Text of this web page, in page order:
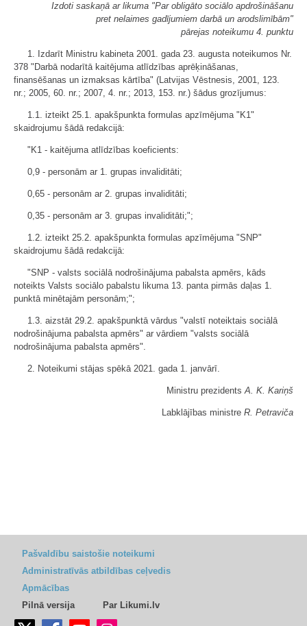
Izdoti saskaņā ar likuma "Par obligāto sociālo apdrošināšanu
pret nelaimes gadījumiem darbā un arodslimībām"
pārejas noteikumu 4. punktu
1. Izdarīt Ministru kabineta 2001. gada 23. augusta noteikumos Nr.
378 "Darbā nodarītā kaitējuma atlīdzības aprēķināšanas,
finansēšanas un izmaksas kārtība" (Latvijas Vēstnesis, 2001, 123.
nr.; 2005, 60. nr.; 2007, 4. nr.; 2013, 153. nr.) šādus grozījumus:
1.1. izteikt 25.1. apakšpunkta formulas apzīmējuma "K1"
skaidrojumu šādā redakcijā:
"K1 - kaitējuma atlīdzības koeficients:
0,9 - personām ar 1. grupas invaliditāti;
0,65 - personām ar 2. grupas invaliditāti;
0,35 - personām ar 3. grupas invaliditāti;";
1.2. izteikt 25.2. apakšpunkta formulas apzīmējuma "SNP"
skaidrojumu šādā redakcijā:
"SNP - valsts sociālā nodrošinājuma pabalsta apmērs, kāds
noteikts Valsts sociālo pabalstu likuma 13. panta pirmās daļas 1.
punktā minētajām personām;";
1.3. aizstāt 29.2. apakšpunktā vārdus "valstī noteiktais sociālā
nodrošinājuma pabalsta apmērs" ar vārdiem "valsts sociālā
nodrošinājuma pabalsta apmērs".
2. Noteikumi stājas spēkā 2021. gada 1. janvārī.
Ministru prezidentsA. K. Kariņš
Labklājības ministre R. Petraviča
Pašvaldību saistošie noteikumi
Administratīvās atbildības ceļvedis
Apmācības
Pilnā versija
Par Likumi.lv